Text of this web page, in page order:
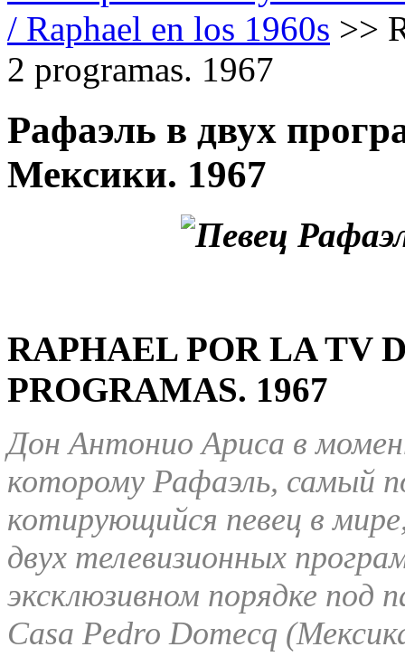
/ Raphael en los 1960s >>
2 programas. 1967
Рафаэль в двух
Мексики. 1967
RAPHAEL POR LA TV
PROGRAMAS. 1967
Дон Антонио Ариcа в
которому Рафаэль, самый
котирующийся певец в
двух телевизионных
эксклюзивном порядке под
Casa Pedro Domecq